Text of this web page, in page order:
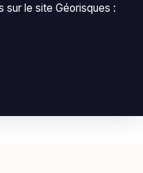
sur le site Géorisques :